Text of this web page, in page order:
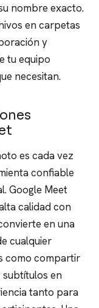
nombre exacto.
en carpetas
y
tu equipo
necesitan.
es cada vez
confiable
Google Meet
calidad con
en una
cualquier
como compartir
subtítulos en
tanto para